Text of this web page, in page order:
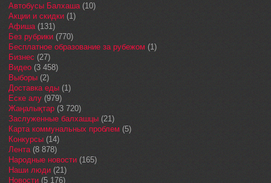
Автобусы Балхаша (10)
Акции и скидки (1)
Афиша (131)
Без рубрики (770)
Бесплатное образование за рубежом (1)
Бизнес (27)
Видео (3 458)
Выборы (2)
Доставка еды (1)
Еске алу (979)
Жаңалықтар (3 720)
Заслуженные балхашцы (21)
Карта коммунальных проблем (5)
Конкурсы (14)
Лента (8 878)
Народные новости (165)
Наши люди (21)
Новости (5 176)